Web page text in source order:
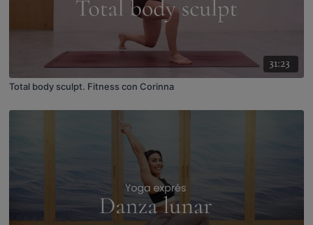
31:23
Total body sculpt. Fitness con Corinna